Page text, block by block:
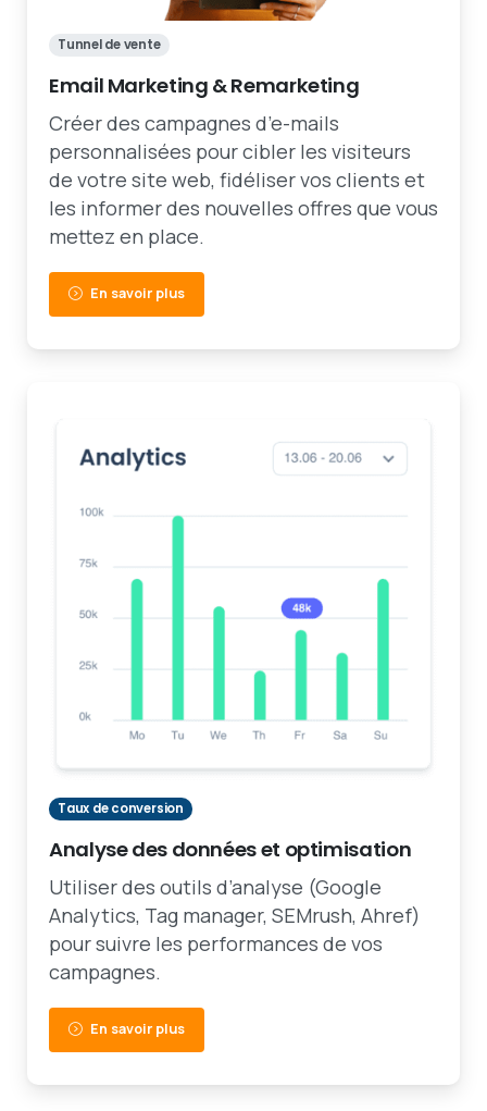
Tunnel de vente
Email Marketing & Remarketing
Créer des campagnes d’e-mails
personnalisées pour cibler les visiteurs
de votre site web, fidéliser vos clients et
les informer des nouvelles offres que vous
mettez en place.
En savoir plus
Taux de conversion
Analyse des données et optimisation
Utiliser des outils d’analyse (Google
Analytics, Tag manager, SEMrush, Ahref)
pour suivre les performances de vos
campagnes.
En savoir plus